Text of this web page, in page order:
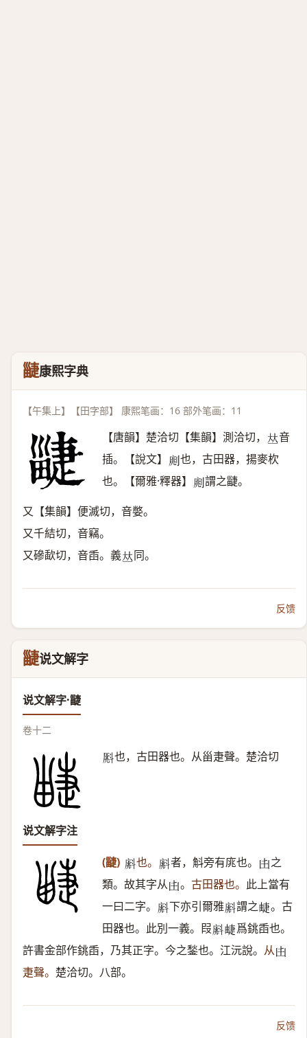
疀康熙字典
【午集上】【田字部】 康熙笔画：16 部外笔画：11
【唐韻】楚洽切【集韻】測洽切， 𠀤音
插。【說文】 𠝡 也，古田器，揚麥杴
也。【爾雅·釋器】 𠝡 謂之疀。
又【集韻】便滅切，音嫳。
又千結切，音竊。
又磣歃切，音臿。義𠀤同。
反馈
疀说文解字
说文解字·疀
卷十二
𣂀 也，古田器也。从甾疌聲。楚洽切
说文解字注
(疀) 𣂁 也。 𣂁 者，斛旁有庣也。 𠙹 之
類。故其字从𠙹 。 古田器也。 此上當有
一曰二字。 𣂁 下亦引爾雅𣂁 謂之𤲣 。古
田器也。此別一義。叚𣂁 𤲣 爲銚臿也。
許書金部作銚臿，乃其正字。今之鍫也。江沅說。 从𠙹
疌聲。 楚洽切。八部。
反馈